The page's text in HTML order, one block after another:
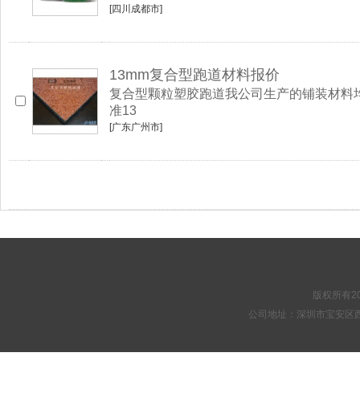
[四川成都市]
13mm复合型跑道材料报价
复合型颗粒塑胶跑道我公司生产的铺装材
准13
[广东广州市]
版权所有
公司地址：深圳市宝安